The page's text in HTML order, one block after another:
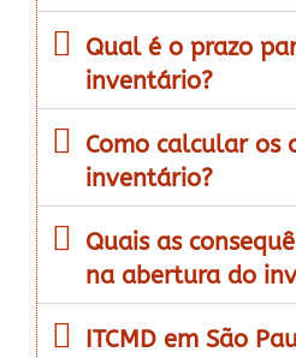
Qual é o prazo
inventário?
Como calcular os
inventário?
Quais as
na abertura do
ITCMD em São